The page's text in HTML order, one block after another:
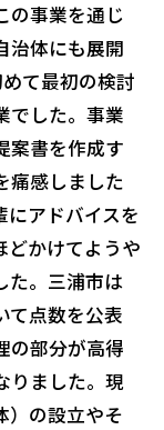
の事業を通じ
治体にも展開
て最初の検討
でした。事業
案書を作成す
痛感しました
にアドバイスを
どかけてようや
た。三浦市は
て点数を公表
の部分が高得
りました。現
）の設立やそ